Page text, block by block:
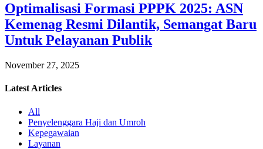
Optimalisasi Formasi PPPK 2025: ASN
Kemenag Resmi Dilantik, Semangat Baru
Untuk Pelayanan Publik
November 27, 2025
Latest Articles
All
Penyelenggara Haji dan Umroh
Kepegawaian
Layanan